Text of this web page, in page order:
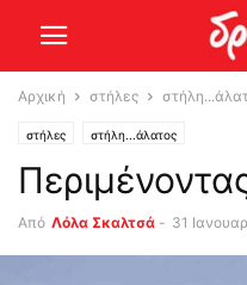
Αρχική στήλες
στήλες στήλη...άλατος
Από Λόλα Σκαλτσά - 31